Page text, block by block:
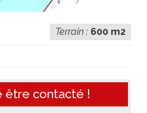
Terrain : 600 m2
être contacté !